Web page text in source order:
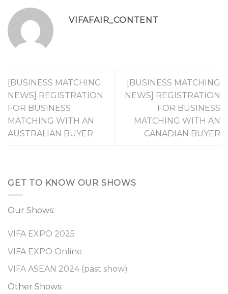
VIFAFAIR_CONTENT
[BUSINESS MATCHING
NEWS] REGISTRATION
FOR BUSINESS
MATCHING WITH AN
AUSTRALIAN BUYER
[BUSINESS MATCHING
NEWS] REGISTRATION
FOR BUSINESS
MATCHING WITH AN
CANADIAN BUYER
GET TO KNOW OUR SHOWS
Our Shows:
VIFA EXPO 2025
VIFA EXPO Online
VIFA ASEAN 2024 (past show)
Other Shows: